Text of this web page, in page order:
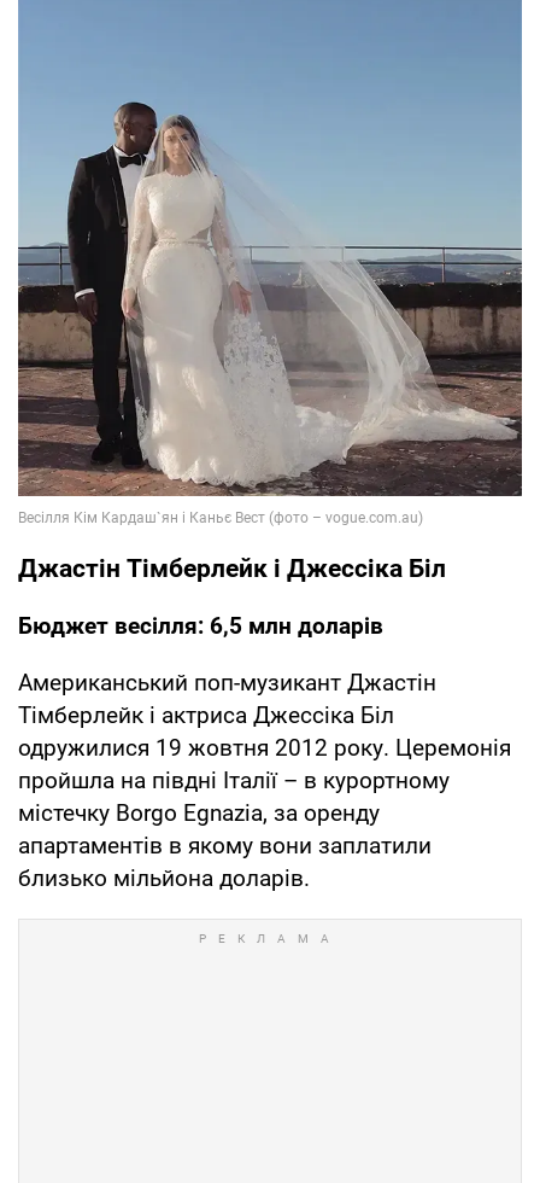
Джастін Тімберлейк і Джессіка Біл
Бюджет весілля: 6,5 млн доларів
Американський поп-музикант Джастін
Тімберлейк і актриса Джессіка Біл
одружилися 19 жовтня 2012 року. Церемонія
пройшла на півдні Італії – в курортному
містечку Borgo Egnazia, за оренду
апартаментів в якому вони заплатили
близько мільйона доларів.